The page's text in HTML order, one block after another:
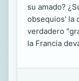
su amado?
obsequios' la
verdadero
la Francia